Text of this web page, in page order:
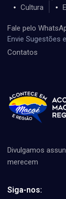
Cultura
Fale pelo
Envie Sugestões
Contatos
Divulgamos
merecem
Siga-nos: